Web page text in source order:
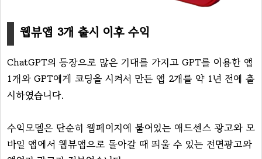
웹뷰앱 3개 출시 이후 수익
ChatGPT의 등장으로 많은 기대를 가지고 GPT를 이용한 앱
1개와 GPT에게 코딩을 시켜서 만든 앱 2개를 약 1년 전에 출
시하였습니다.
수익모델은 단순히 웹페이지에 붙어있는 애드센스 광고와 모
바일 앱에서 웹뷰앱으로 돌아갈 때 띄울 수 있는 전면광고와